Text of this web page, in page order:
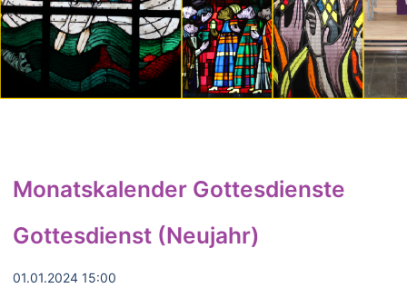
Monatskalender Gottesdienste
Gottesdienst (Neujahr)
01.01.2024 15:00